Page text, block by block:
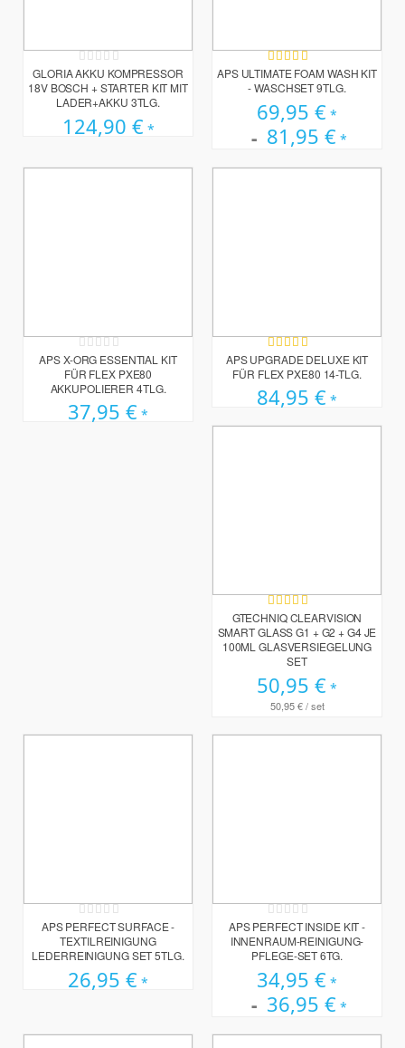
Rating:
0%
GLORIA AKKU KOMPRESSOR
18V BOSCH + STARTER KIT MIT
LADER+AKKU 3TLG.
124,90 €
Bewertung:
100%
APS ULTIMATE FOAM WASH KIT
- WASCHSET 9TLG.
69,95 €
81,95 €
Rating:
0%
APS X-ORG ESSENTIAL KIT
FÜR FLEX PXE80
AKKUPOLIERER 4TLG.
37,95 €
Bewertung:
100%
APS UPGRADE DELUXE KIT
FÜR FLEX PXE80 14-TLG.
84,95 €
Bewertung:
100%
GTECHNIQ CLEARVISION
SMART GLASS G1 + G2 + G4 JE
100ML GLASVERSIEGELUNG
SET
50,95 €
50,95 €/ set
Rating:
0%
APS PERFECT SURFACE -
TEXTILREINIGUNG
LEDERREINIGUNG SET 5TLG.
26,95 €
Rating:
0%
APS PERFECT INSIDE KIT -
INNENRAUM-REINIGUNG-
PFLEGE-SET 6TG.
34,95 €
36,95 €